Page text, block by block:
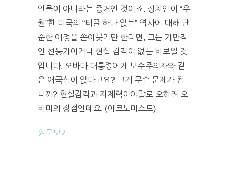
인물이 아니라는 증거인 것이죠. 정치인이 “우
월”한 미국의 “티끌 하나 없는” 역사에 대해 단
순한 애정을 쏟아붓기만 한다면, 그는 기만적
인 선동가이거나 현실 감각이 없는 바보일 것
입니다. 오바마 대통령에게 보수주의자와 같
은 애국심이 없다고요? 그게 무슨 문제가 됩
니까? 현실감각과 자제력이야말로 오히려 오
바마의 장점인데요. (이코노미스트)
원문보기